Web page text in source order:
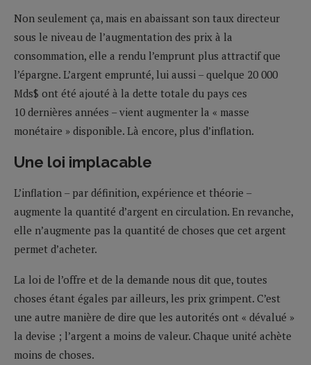
Non seulement ça, mais en abaissant son taux directeur
sous le niveau de l’augmentation des prix à la
consommation, elle a rendu l’emprunt plus attractif que
l’épargne. L’argent emprunté, lui aussi – quelque 20 000
Mds$ ont été ajouté à la dette totale du pays ces
10 dernières années – vient augmenter la « masse
monétaire » disponible. Là encore, plus d’inflation.
Une loi implacable
L’inflation – par définition, expérience et théorie –
augmente la quantité d’argent en circulation. En revanche,
elle n’augmente pas la quantité de choses que cet argent
permet d’acheter.
La loi de l’offre et de la demande nous dit que, toutes
choses étant égales par ailleurs, les prix grimpent. C’est
une autre manière de dire que les autorités ont « dévalué »
la devise ; l’argent a moins de valeur. Chaque unité achète
moins de choses.